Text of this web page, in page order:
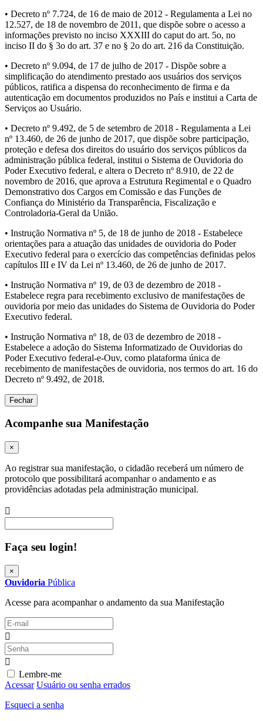
• Decreto nº 7.724, de 16 de maio de 2012 - Regulamenta a Lei no
12.527, de 18 de novembro de 2011, que dispõe sobre o acesso a
informações previsto no inciso XXXIII do caput do art. 5o, no
inciso II do § 3o do art. 37 e no § 2o do art. 216 da Constituição.
• Decreto nº 9.094, de 17 de julho de 2017 - Dispõe sobre a
simplificação do atendimento prestado aos usuários dos serviços
públicos, ratifica a dispensa do reconhecimento de firma e da
autenticação em documentos produzidos no País e institui a Carta de
Serviços ao Usuário.
• Decreto nº 9.492, de 5 de setembro de 2018 - Regulamenta a Lei
nº 13.460, de 26 de junho de 2017, que dispõe sobre participação,
proteção e defesa dos direitos do usuário dos serviços públicos da
administração pública federal, institui o Sistema de Ouvidoria do
Poder Executivo federal, e altera o Decreto nº 8.910, de 22 de
novembro de 2016, que aprova a Estrutura Regimental e o Quadro
Demonstrativo dos Cargos em Comissão e das Funções de
Confiança do Ministério da Transparência, Fiscalização e
Controladoria-Geral da União.
• Instrução Normativa nº 5, de 18 de junho de 2018 - Estabelece
orientações para a atuação das unidades de ouvidoria do Poder
Executivo federal para o exercício das competências definidas pelos
capítulos III e IV da Lei nº 13.460, de 26 de junho de 2017.
• Instrução Normativa nº 19, de 03 de dezembro de 2018 -
Estabelece regra para recebimento exclusivo de manifestações de
ouvidoria por meio das unidades do Sistema de Ouvidoria do Poder
Executivo federal.
• Instrução Normativa nº 18, de 03 de dezembro de 2018 -
Estabelece a adoção do Sistema Informatizado de Ouvidorias do
Poder Executivo federal-e-Ouv, como plataforma única de
recebimento de manifestações de ouvidoria, nos termos do art. 16 do
Decreto nº 9.492, de 2018.
Fechar
Acompanhe sua Manifestação
×
Ao registrar sua manifestação, o cidadão receberá um número de
protocolo que possibilitará acompanhar o andamento e as
providências adotadas pela administração municipal.
Faça seu login!
×
Ouvidoria Pública
Acesse para acompanhar o andamento da sua Manifestação
Lembre-me
Acessar Usuário ou senha errados
Esqueci a senha